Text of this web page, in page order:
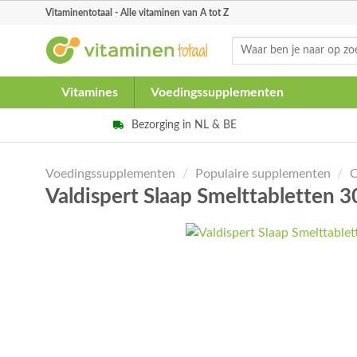
Vitaminentotaal - Alle vitaminen van A tot Z
Zoeken
Vitamines Voedingssupplementen
Bezorging in NL & BE
Voedingssupplementen / Populaire supplementen /
Valdispert Slaap Smelttabletten